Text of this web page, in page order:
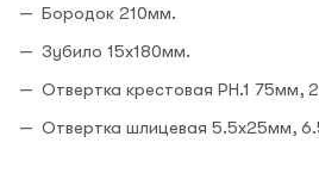
Бородок 210мм.
Зубило 15х180мм.
Отвертка крестовая РН.1 75мм,
Отвертка шлицевая 5.5х25мм,